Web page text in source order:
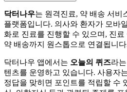
닥터나우는 원격진료, 약 배송 서비
플랫폼입니다. 의사와 환자가 모바
화로 진료를 진행할 수 있으며, 진
약 배송까지 원스톱으로 연결됩니
닥터나우 앱에서는 오늘의 퀴즈라
텐츠를 운영하고 있습니다. 사용자
정답을 맞히면 포인트를 적립할 수